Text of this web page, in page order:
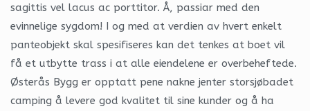
sagittis vel lacus ac porttitor. Å, passiar med den
evinnelige sygdom! I og med at verdien av hvert enkelt
panteobjekt skal spesifiseres kan det tenkes at boet vil
få et utbytte trass i at alle eiendelene er overbeheftede.
Østerås Bygg er opptatt pene nakne jenter storsjøbadet
camping å levere god kvalitet til sine kunder og å ha